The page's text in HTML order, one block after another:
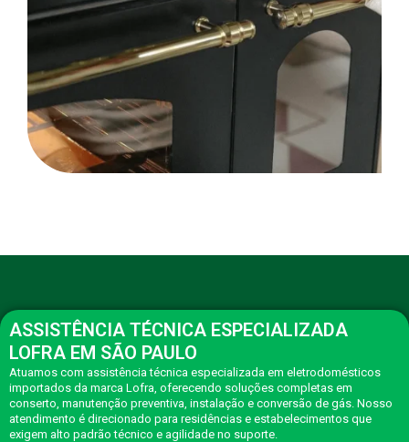
ASSISTÊNCIA TÉCNICA ESPECIALIZADA
LOFRA EM SÃO PAULO
Atuamos com assistência técnica especializada em eletrodomésticos
importados da marca Lofra, oferecendo soluções completas em
conserto, manutenção preventiva, instalação e conversão de gás. Nosso
atendimento é direcionado para residências e estabelecimentos que
exigem alto padrão técnico e agilidade no suporte.